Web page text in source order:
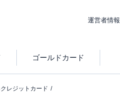
運営者情報
ゴールドカード
レジットカード